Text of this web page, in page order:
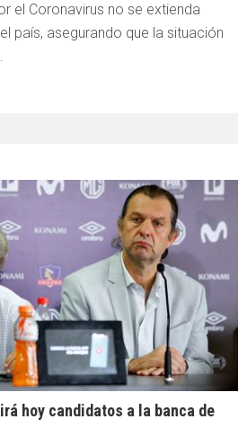
el Coronavirus no se extienda
país, asegurando que la situación
hoy candidatos a la banca de